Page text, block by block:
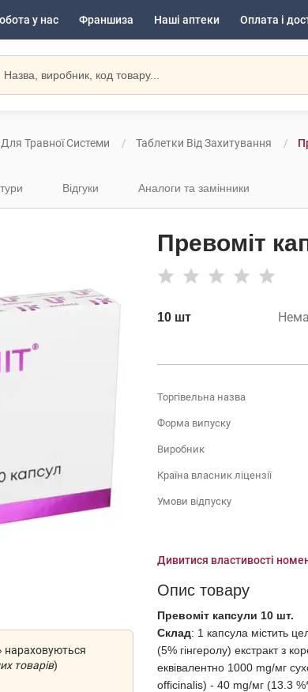
у нас Франшиза Наші аптеки Оплата і
Травної Системи Таблетки Від Захитування
Відгуки Аналоги та замінники
нараховуються
товарів)
Превоміт
10 шт
Торгівельна назва
Форма випуску
Виробник
Країна власник ліцензії
Умови відпуску
Дивитися властивості
Опис товару
Превоміт капсули 10 шт.
Склад: 1 капсула містить
(5% гінгеролу) екстракт з
еквівалентно 1000 mg/мг
officinalis) - 40 mg/мг (13.3